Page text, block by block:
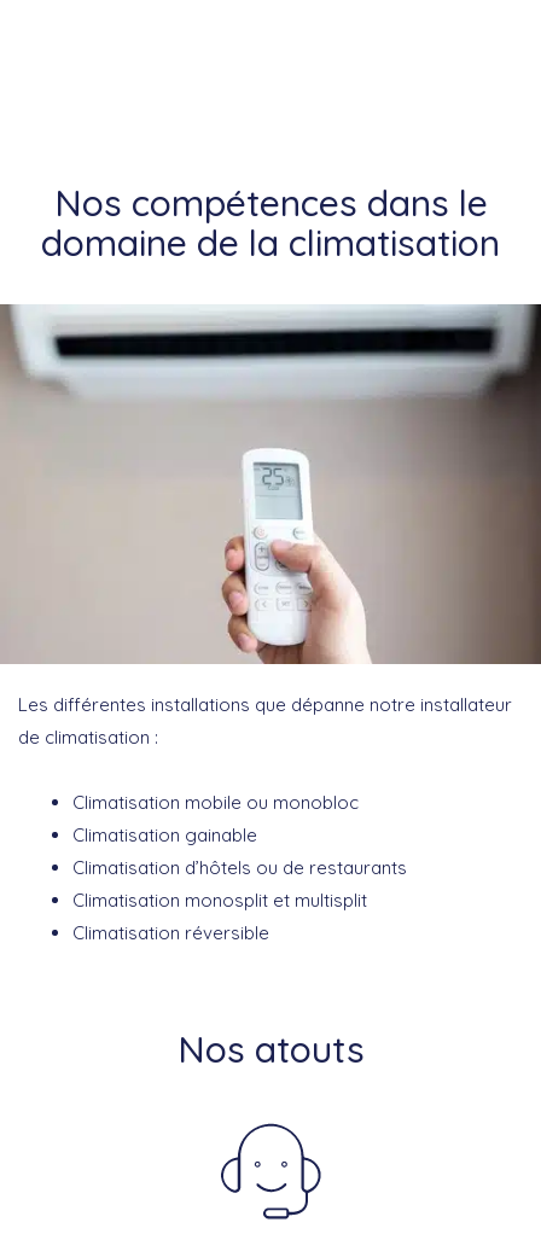
Nos compétences dans le
domaine de la climatisation
Les différentes installations que dépanne notre installateur
de climatisation :
Climatisation mobile ou monobloc
Climatisation gainable
Climatisation d’hôtels ou de restaurants
Climatisation monosplit et multisplit
Climatisation réversible
Nos atouts